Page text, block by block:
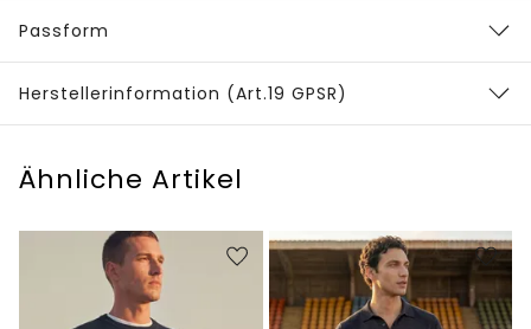
Passform
Herstellerinformation (Art.19 GPSR)
Ähnliche Artikel